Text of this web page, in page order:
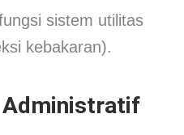
sistem utilitas
kebakaran).
Administratif